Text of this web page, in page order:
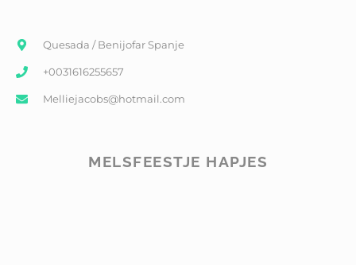
Quesada / Benijofar Spanje
+0031616255657
Melliejacobs@hotmail.com
MELSFEESTJE HAPJES